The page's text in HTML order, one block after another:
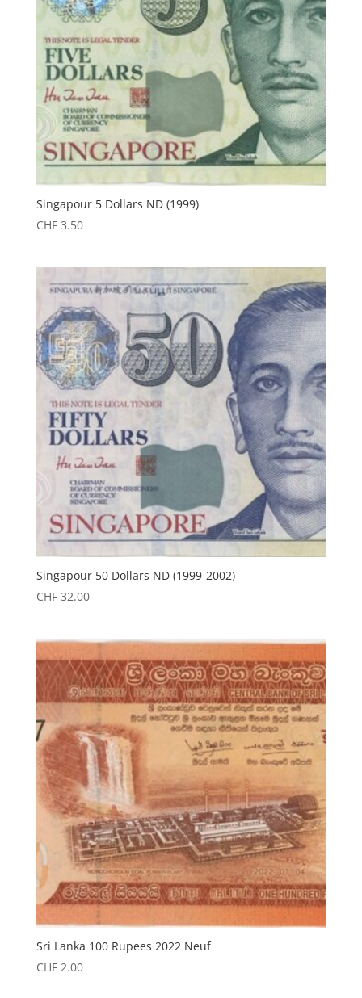
Singapour 5 Dollars ND (1999)
CHF3.50
Singapour 50 Dollars ND (1999-2002)
CHF32.00
Sri Lanka 100 Rupees 2022 Neuf
CHF2.00